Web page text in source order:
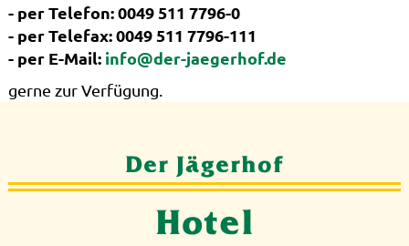
- per Telefon: 0049 511 7796-0
- per Telefax: 0049 511 7796-111
- per E-Mail: info@der-jaegerhof.de
gerne zur Verfügung.
Der Jägerhof
Hotel